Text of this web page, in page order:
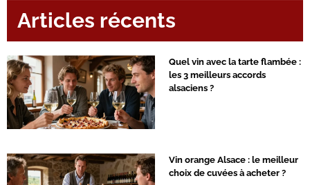
Articles récents
Quel vin avec la tarte flambée :
les 3 meilleurs accords
alsaciens ?
Vin orange Alsace : le meilleur
choix de cuvées à acheter ?